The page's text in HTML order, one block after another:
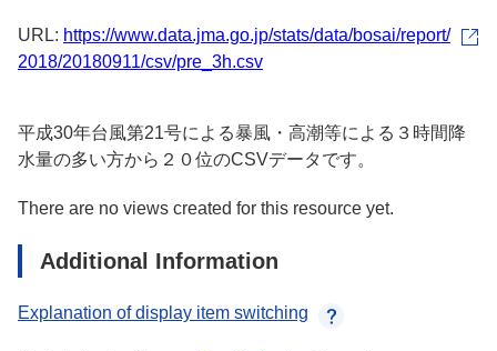
URL: https://www.data.jma.go.jp/stats/data/bosai/report/
2018/20180911/csv/pre_3h.csv
平成30年台風第21号による暴風・高潮等による３時間降
水量の多い方から２０位のCSVデータです。
There are no views created for this resource yet.
Additional Information
Explanation of display item switching